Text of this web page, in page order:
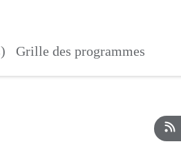
Grille des programmes